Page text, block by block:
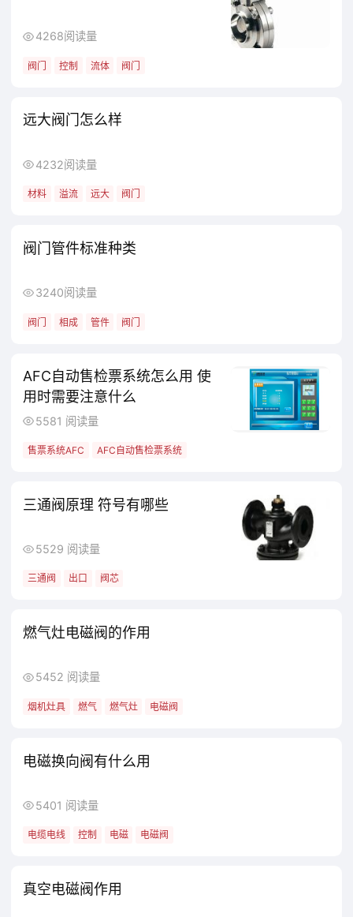
4268阅读量
阀门 控制 流体 阀门
远大阀门怎么样
4232阅读量
材料 溢流 远大 阀门
阀门管件标准种类
3240阅读量
阀门 相成 管件 阀门
AFC自动售检票系统怎么用 使
用时需要注意什么
5581 阅读量
售票系统AFC AFC自动售检票系统
三通阀原理 符号有哪些
5529 阅读量
三通阀 出口 阀芯
燃气灶电磁阀的作用
5452 阅读量
烟机灶具 燃气 燃气灶 电磁阀
电磁换向阀有什么用
5401 阅读量
电缆电线 控制 电磁 电磁阀
真空电磁阀作用